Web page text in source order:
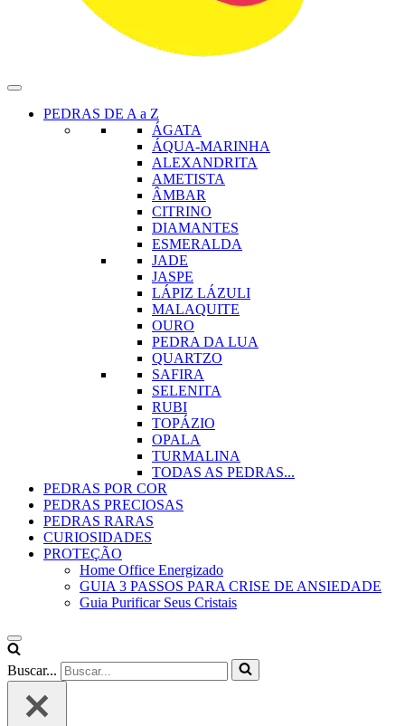
PEDRAS DE A a Z
ÁGATA
ÁQUA-MARINHA
ALEXANDRITA
AMETISTA
ÂMBAR
CITRINO
DIAMANTES
ESMERALDA
JADE
JASPE
LÁPIZ LÁZULI
MALAQUITE
OURO
PEDRA DA LUA
QUARTZO
SAFIRA
SELENITA
RUBI
TOPÁZIO
OPALA
TURMALINA
TODAS AS PEDRAS...
PEDRAS POR COR
PEDRAS PRECIOSAS
PEDRAS RARAS
CURIOSIDADES
PROTEÇÃO
Home Office Energizado
GUIA 3 PASSOS PARA CRISE DE ANSIEDADE
Guia Purificar Seus Cristais
Buscar...